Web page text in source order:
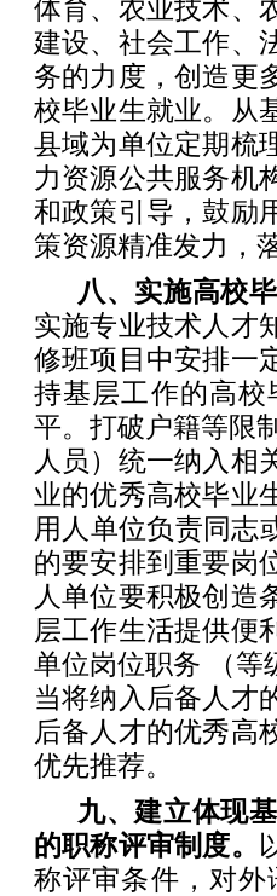
体育、农业技术、
建设、社会工作、
务的力度，创造更
校毕业生就业。从
县域为单位定期梳
力资源公共服务机
和政策引导，鼓励
策资源精准发力，
八、实施高校
实施专业技术人才
修班项目中安排一
持基层工作的高
平。打破户籍等限
人员）统一纳入相
业的优秀高校毕业
用人单位负责同志
的要安排到重要岗
人单位要积极创造
层工作生活提供便
单位岗位职务 （等
当将纳入后备人才
后备人才的优秀高
优先推荐。
九、建立体现
的职称评审制度。
称评审条件，对